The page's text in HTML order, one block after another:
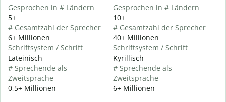
Gesprochen in # Ländern
5+
# Gesamtzahl der Sprecher
6+ Millionen
Schriftsystem / Schrift
Lateinisch
# Sprechende als
Zweitsprache
0,5+ Millionen
Gesprochen in # Ländern
10+
# Gesamtzahl der Sprecher
40+ Millionen
Schriftsystem / Schrift
Kyrillisch
# Sprechende als
Zweitsprache
6+ Millionen